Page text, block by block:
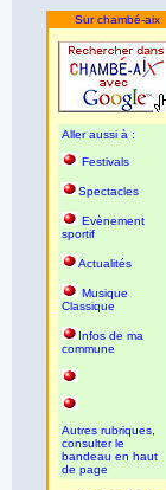
Sur chambé-aix
Aller aussi à :
Festivals
Spectacles
Evènement
sportif
Actualités
Musique
Classique
Infos de ma
commune
Autres rubriques,
consulter le
bandeau en haut
de page